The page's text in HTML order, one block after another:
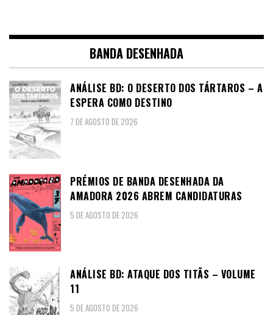
BANDA DESENHADA
ANÁLISE BD: O DESERTO DOS TÁRTAROS – A
ESPERA COMO DESTINO
7 DE AGOSTO DE 2026
PRÉMIOS DE BANDA DESENHADA DA
AMADORA 2026 ABREM CANDIDATURAS
5 DE AGOSTO DE 2026
ANÁLISE BD: ATAQUE DOS TITÃS – VOLUME
11
5 DE AGOSTO DE 2026